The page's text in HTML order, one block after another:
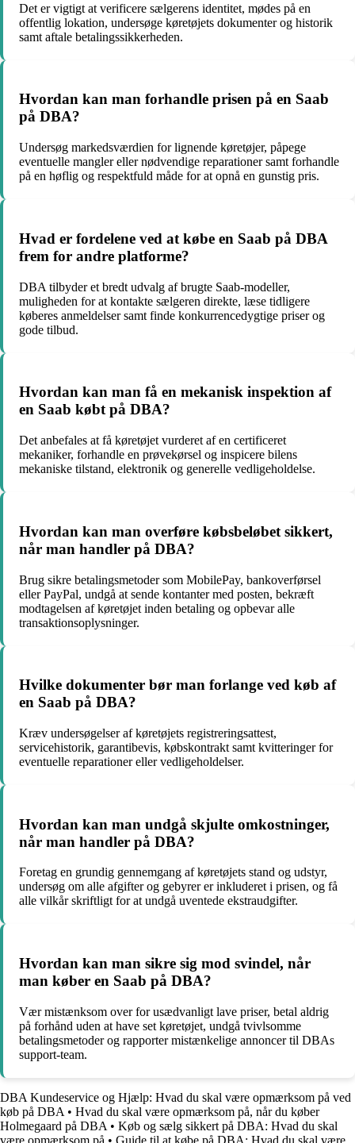
Det er vigtigt at verificere sælgerens identitet, mødes på en
offentlig lokation, undersøge køretøjets dokumenter og historik
samt aftale betalingssikkerheden.
Hvordan kan man forhandle prisen på en Saab
på DBA?
Undersøg markedsværdien for lignende køretøjer, påpege
eventuelle mangler eller nødvendige reparationer samt forhandle
på en høflig og respektfuld måde for at opnå en gunstig pris.
Hvad er fordelene ved at købe en Saab på DBA
frem for andre platforme?
DBA tilbyder et bredt udvalg af brugte Saab-modeller,
muligheden for at kontakte sælgeren direkte, læse tidligere
køberes anmeldelser samt finde konkurrencedygtige priser og
gode tilbud.
Hvordan kan man få en mekanisk inspektion af
en Saab købt på DBA?
Det anbefales at få køretøjet vurderet af en certificeret
mekaniker, forhandle en prøvekørsel og inspicere bilens
mekaniske tilstand, elektronik og generelle vedligeholdelse.
Hvordan kan man overføre købsbeløbet sikkert,
når man handler på DBA?
Brug sikre betalingsmetoder som MobilePay, bankoverførsel
eller PayPal, undgå at sende kontanter med posten, bekræft
modtagelsen af køretøjet inden betaling og opbevar alle
transaktionsoplysninger.
Hvilke dokumenter bør man forlange ved køb af
en Saab på DBA?
Kræv undersøgelser af køretøjets registreringsattest,
servicehistorik, garantibevis, købskontrakt samt kvitteringer for
eventuelle reparationer eller vedligeholdelser.
Hvordan kan man undgå skjulte omkostninger,
når man handler på DBA?
Foretag en grundig gennemgang af køretøjets stand og udstyr,
undersøg om alle afgifter og gebyrer er inkluderet i prisen, og få
alle vilkår skriftligt for at undgå uventede ekstraudgifter.
Hvordan kan man sikre sig mod svindel, når
man køber en Saab på DBA?
Vær mistænksom over for usædvanligt lave priser, betal aldrig
på forhånd uden at have set køretøjet, undgå tvivlsomme
betalingsmetoder og rapporter mistænkelige annoncer til DBAs
support-team.
DBA Kundeservice og Hjælp: Hvad du skal være opmærksom på ved
køb på DBA • Hvad du skal være opmærksom på, når du køber
Holmegaard på DBA • Køb og sælg sikkert på DBA: Hvad du skal
være opmærksom på • Guide til at købe på DBA: Hvad du skal være